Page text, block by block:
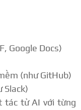
Google Docs)
(như GitHub)
Slack)
tác tử AI với từng